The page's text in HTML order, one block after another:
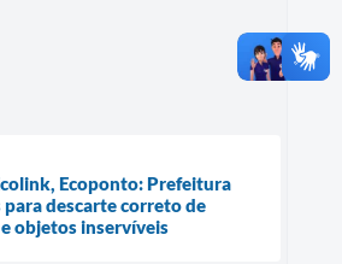
Ecoponto: Prefeitura
para descarte correto de
objetos inservíveis